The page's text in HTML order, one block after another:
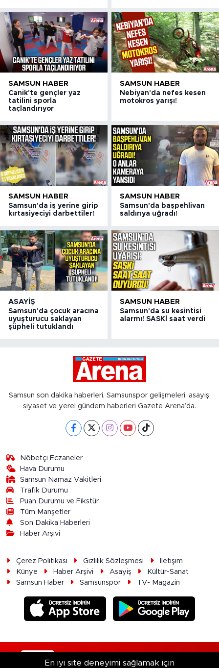
SAMSUN HABER
Canik'te gençler yaz
tatilini sporla
taçlandırıyor
SAMSUN HABER
Nebiyan'da nefes kesen
motokros yarışı!
SAMSUN HABER
Samsun'da iş yerine girip
kırtasiyeciyi darbettiler!
SAMSUN HABER
Samsun'da başpehlivan
saldırıya uğradı!
ASAYIŞ
Samsun'da çocuk aracına
uyuşturucu saklayan
şüpheli tutuklandı
SAMSUN HABER
Samsun'da su kesintisi
alarmı! SASKİ saat verdi
Samsun son dakika haberleri, Samsunspor gelişmeleri, asayiş,
siyaset ve yerel gündem haberleri Gazete Arena’da.
Nöbetçi Eczaneler
Hava Durumu
Samsun Namaz Vakitleri
Trafik Durumu
Puan Durumu ve Fikstür
Tüm Manşetler
Son Dakika Haberleri
Haber Arşivi
Çerez Politikası Gizlilik Sözleşmesi
İletişim
Künye
Haber Arşivi Asayiş
Kültür-Sanat
Samsun Haber
Samsunspor TV- Magazin
En iyi site deneyimi sağlamak için